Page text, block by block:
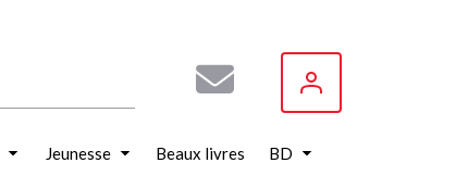
Jeunesse Beaux livres BD